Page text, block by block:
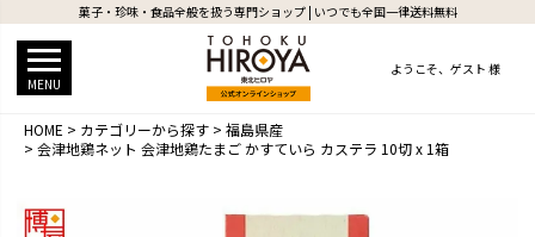
菓子・珍味・食品全般を扱う専門ショップ | いつでも全国一律送料無料
MENU
ようこそ、ゲスト 様
HOME カテゴリーから探す
福島県産
会津地鶏ネット 会津地鶏たまご かすていら カステラ 10切 x 1箱